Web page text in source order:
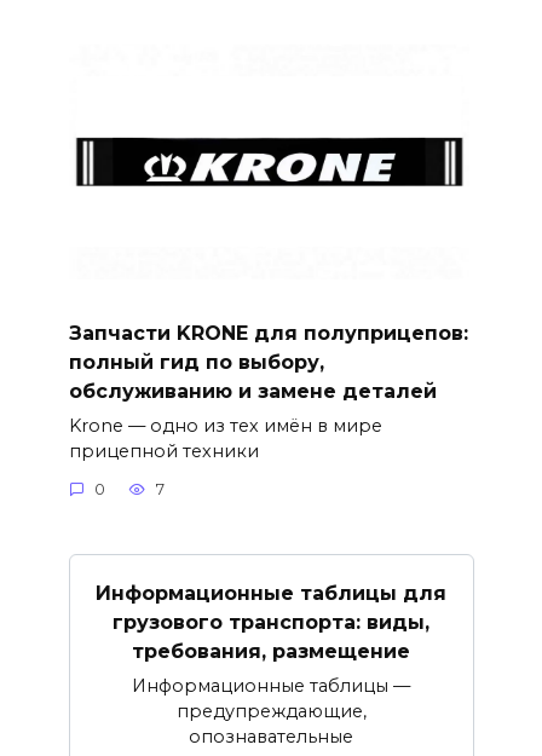
Запчасти KRONE для полуприцепов:
полный гид по выбору,
обслуживанию и замене деталей
Krone — одно из тех имён в мире
прицепной техники
0 7
Информационные таблицы для
грузового транспорта: виды,
требования, размещение
Информационные таблицы —
предупреждающие,
опознавательные